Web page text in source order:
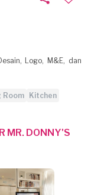
Logo, M&E, dan
Room
Kitchen
MR. DONNY'S